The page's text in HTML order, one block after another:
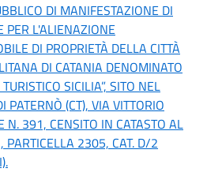
DI MANIFESTAZIONE DI
PER L'ALIENAZIONE
DI PROPRIETÀ DELLA CITTÀ
DI CATANIA DENOMINATO
SICILIA”, SITO NEL
PATERNÒ (CT), VIA VITTORIO
N. 391, CENSITO IN CATASTO AL
PARTICELLA 2305, CAT. D/2